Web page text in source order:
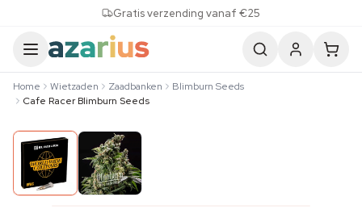
Gratis verzending vanaf €25
Home Wietzaden Zaadbanken
Blimburn Seeds
Cafe Racer Blimburn Seeds